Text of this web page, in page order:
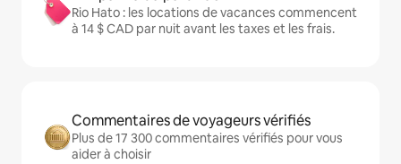
Rio Hato : les locations de vacances commencent
à 14 $ CAD par nuit avant les taxes et les frais.
Commentaires de voyageurs vérifiés
Plus de 17 300 commentaires vérifiés pour vous
aider à choisir